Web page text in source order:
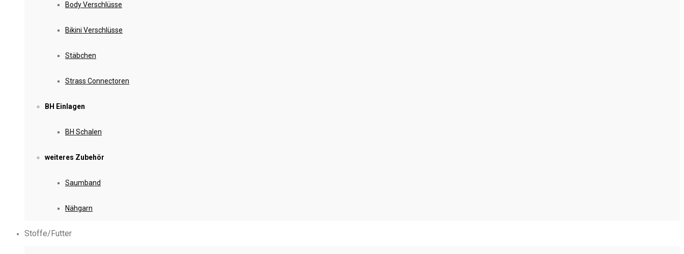
Body Verschlüsse
Bikini Verschlüsse
Stäbchen
Strass Connectoren
BH Einlagen
BH Schalen
weiteres Zubehör
Saumband
Nähgarn
Stoffe/Futter